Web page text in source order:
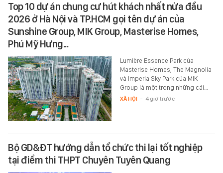
Top 10 dự án chung cư hút khách nhất nửa đầu
2026 ở Hà Nội và TP.HCM gọi tên dự án của
Sunshine Group, MIK Group, Masterise Homes,
Phú Mỹ Hưng...
Lumière Essence Park của
Masterise Homes, The Magnolia
và Imperia Sky Park của MIK
Group là một trong những cái…
XÃ HỘI - 4 giờ trước
Bộ GD&ĐT hướng dẫn tổ chức thi lại tốt nghiệp
tại điểm thi THPT Chuyên Tuyên Quang